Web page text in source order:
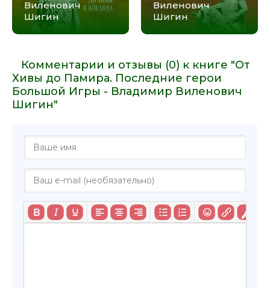
Виленович
Шигин
Виленович
Шигин
Комментарии и отзывы (0) к книге "От
Хивы до Памира. Последние герои
Большой Игры - Владимир Виленович
Шигин"